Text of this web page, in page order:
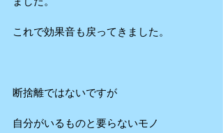
これで効果音も戻ってきました。
断捨離ではないですが
自分がいるものと要らないモノ